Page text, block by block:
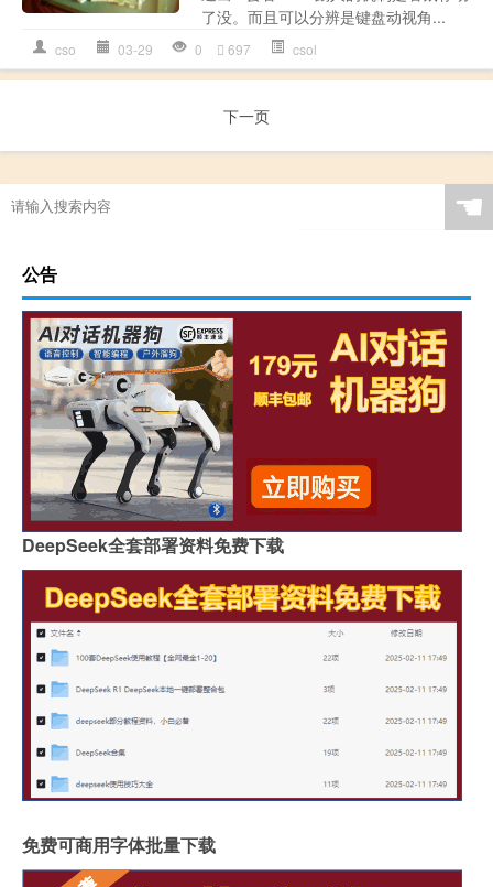
了没。而且可以分辨是键盘动视角...
cso 03-29 0 697 csol
下一页
☚
公告
DeepSeek全套部署资料免费下载
免费可商用字体批量下载